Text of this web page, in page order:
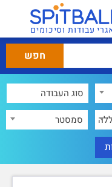
עבודות וסיכומים
סמסטר